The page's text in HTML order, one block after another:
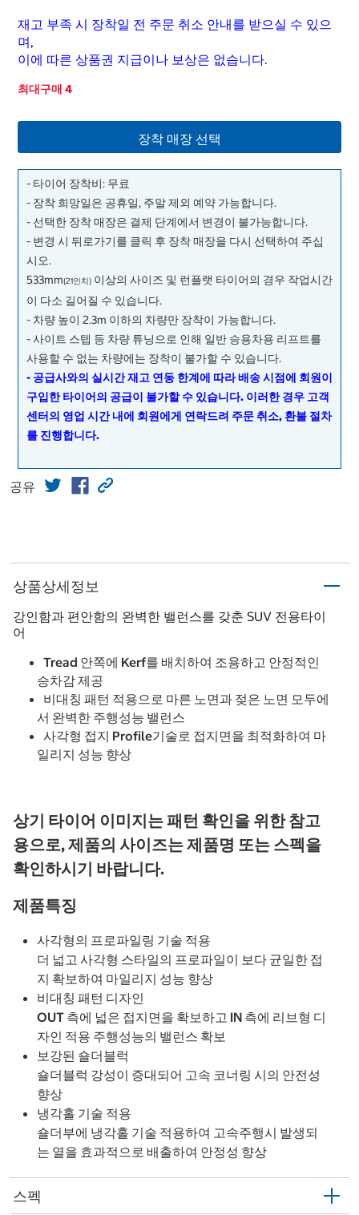
재고 부족 시 장착일 전 주문 취소 안내를 받으실 수 있으
며,
이에 따른 상품권 지급이나 보상은 없습니다.
최대구매 4
장착 매장 선택
- 타이어 장착비: 무료
- 장착 희망일은 공휴일, 주말 제외 예약 가능합니다.
- 선택한 장착 매장은 결제 단계에서 변경이 불가능합니다.
- 변경 시 뒤로가기를 클릭 후 장착 매장을 다시 선택하여 주십
시오.
533mm(21인치) 이상의 사이즈 및 런플랫 타이어의 경우 작업시간
이 다소 길어질 수 있습니다.
- 차량 높이 2.3m 이하의 차량만 장착이 가능합니다.
- 사이트 스텝 등 차량 튜닝으로 인해 일반 승용차용 리프트를
사용할 수 없는 차량에는 장착이 불가할 수 있습니다.
- 공급사와의 실시간 재고 연동 한계에 따라 배송 시점에 회원이
구입한 타이어의 공급이 불가할 수 있습니다. 이러한 경우 고객
센터의 영업 시간 내에 회원에게 연락드려 주문 취소, 환불 절차
를 진행합니다.
공유
상품상세정보
강인함과 편안함의 완벽한 밸런스를 갖춘 SUV 전용타이
어
Tread 안쪽에 Kerf를 배치하여 조용하고 안정적인
승차감 제공
비대칭 패턴 적용으로 마른 노면과 젖은 노면 모두에
서 완벽한 주행성능 밸런스
사각형 접지 Profile기술로 접지면을 최적화하여 마
일리지 성능 향상
상기 타이어 이미지는 패턴 확인을 위한 참고
용으로, 제품의 사이즈는 제품명 또는 스펙을
확인하시기 바랍니다.
제품특징
사각형의 프로파일링 기술 적용
더 넓고 사각형 스타일의 프로파일이 보다 균일한 접
지 확보하여 마일리지 성능 향상
비대칭 패턴 디자인
OUT 측에 넓은 접지면을 확보하고 IN 측에 리브형 디
자인 적용 주행성능의 밸런스 확보
보강된 숄더블럭
숄더블럭 강성이 증대되어 고속 코너링 시의 안전성
향상
냉각홀 기술 적용
숄더부에 냉각홀 기술 적용하여 고속주행시 발생되
는 열을 효과적으로 배출하여 안정성 향상
스펙